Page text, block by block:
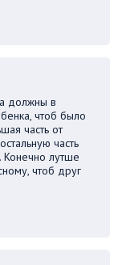
должны в
чтоб было
часть от
часть
Конечно лутше
чтоб друг